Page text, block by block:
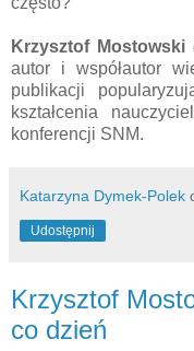
Krzysztof
autor i współautor
publikacji
kształcenia
konferencji SNM.
Katarzyna Dymek-Polek
Udostępnij
Krzysztof
co dzień